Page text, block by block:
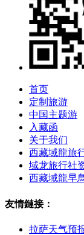
首页
定制旅游
中国主题游
入藏函
关于我们
西藏域龍旅
域龙旅行社
西藏域龍早
友情鏈接：
拉萨天气预